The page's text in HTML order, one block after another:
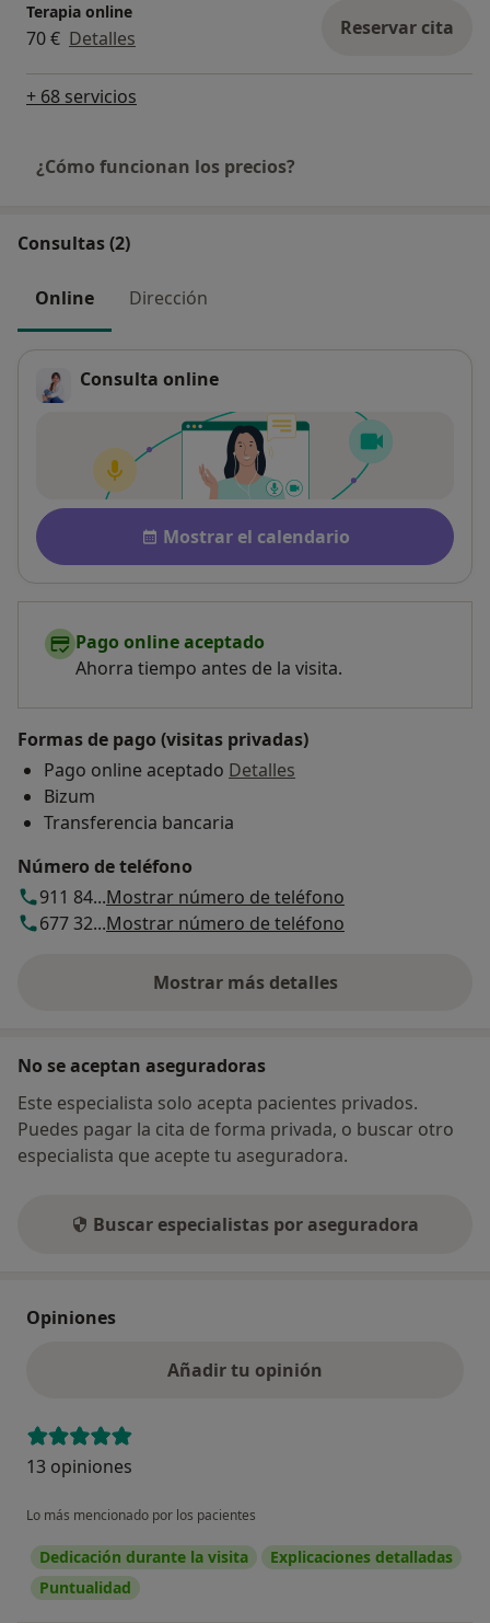
Terapia online
70 € Detalles Reservar cita
+ 68 servicios
¿Cómo funcionan los precios?
Consultas (2)
Online Dirección
Consulta online
Pago después de la consulta
Disponibilidad
Mostrar el calendario
Pago online aceptado
Ahorra tiempo antes de la visita.
Formas de pago (visitas privadas)
Pago online aceptado Detalles
Bizum
Transferencia bancaria
Número de teléfono
911 84...Mostrar número de teléfono
677 32...Mostrar número de teléfono
Mostrar más detalles
sobre la dirección
No se aceptan aseguradoras
Este especialista solo acepta pacientes privados.
Puedes pagar la cita de forma privada, o buscar otro
especialista que acepte tu aseguradora.
Buscar especialistas por aseguradora
Opiniones
Añadir tu opinión
13 opiniones
Lo más mencionado por los pacientes
Dedicación durante la visita
Explicaciones detalladas
Puntualidad